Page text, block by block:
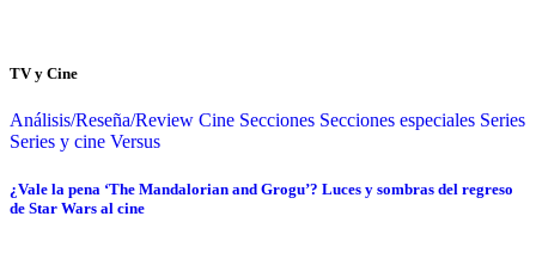
TV y Cine
Análisis/Reseña/Review Cine Secciones Secciones especiales Series
Series y cine Versus
¿Vale la pena ‘The Mandalorian and Grogu’? Luces y sombras del regreso
de Star Wars al cine